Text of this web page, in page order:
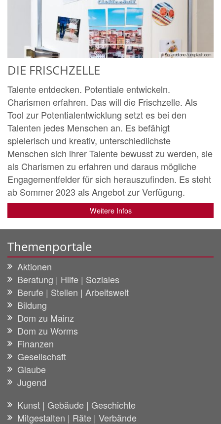
© Squared.one / unsplash.com
DIE FRISCHZELLE
Talente entdecken. Potentiale entwickeln.
Charismen erfahren. Das will die Frischzelle. Als
Tool zur Potentialentwicklung setzt es bei den
Talenten jedes Menschen an. Es befähigt
spielerisch und kreativ, unterschiedlichste
Menschen sich ihrer Talente bewusst zu werden, sie
als Charismen zu erfahren und daraus mögliche
Engagementfelder für sich herauszufinden. Es steht
ab Sommer 2023 als Angebot zur Verfügung.
Weitere Infos
Themenportale
Aktionen
Beratung | Hilfe | Soziales
Berufe | Stellen | Arbeitswelt
Bildung
Dom zu Mainz
Dom zu Worms
Finanzen
Gesellschaft
Glaube
Jugend
Kunst | Gebäude | Geschichte
Mitgestalten | Räte | Verbände